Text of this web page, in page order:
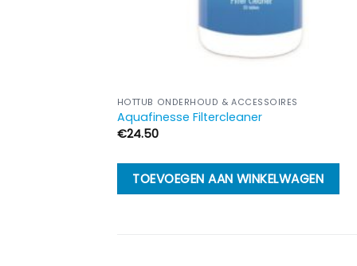
HOTTUB ONDERHOUD & ACCESSOIRES
Aquafinesse Filtercleaner
€24.50
TOEVOEGEN AAN WINKELWAGEN